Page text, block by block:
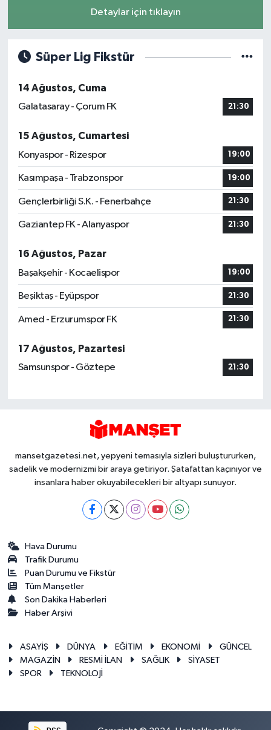
Detaylar için tıklayın
Süper Lig Fikstür
14 Ağustos, Cuma
Galatasaray - Çorum FK
21:30
15 Ağustos, Cumartesi
Konyaspor - Rizespor
19:00
Kasımpaşa - Trabzonspor 19:00
Gençlerbirliği S.K. - Fenerbahçe 21:30
Gaziantep FK - Alanyaspor 21:30
16 Ağustos, Pazar
Başakşehir - Kocaelispor
19:00
Beşiktaş - Eyüpspor 21:30
Amed - Erzurumspor FK 21:30
17 Ağustos, Pazartesi
Samsunspor - Göztepe
21:30
mansetgazetesi.net, yepyeni temasıyla sizleri buluştururken,
sadelik ve modernizmi bir araya getiriyor. Şatafattan kaçınıyor ve
insanlara haber okuyabilecekleri bir altyapı sunuyor.
Hava Durumu
Trafik Durumu
Puan Durumu ve Fikstür
Tüm Manşetler
Son Dakika Haberleri
Haber Arşivi
ASAYİŞ DÜNYA EĞİTİM EKONOMİ
GÜNCEL
MAGAZİN
RESMİ İLAN SAĞLIK
SİYASET
SPOR
TEKNOLOJİ